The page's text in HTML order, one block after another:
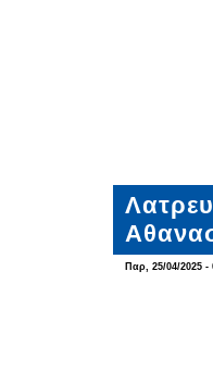
Παρ, 25/04/2025 -